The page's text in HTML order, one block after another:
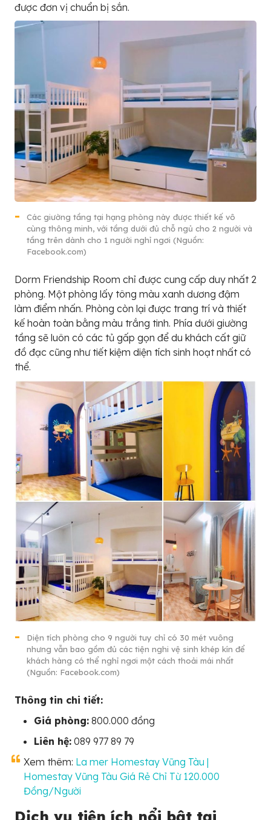
được đơn vị chuẩn bị sắn.
Các giường tầng tại hạng phòng này được thiết kế vô
cùng thông minh, với tầng dưới đủ chỗ ngủ cho 2 người và
tầng trên dành cho 1 người nghỉ ngơi (Nguồn:
Facebook.com)
Dorm Friendship Room chỉ được cung cấp duy nhất 2
phòng. Một phòng lấy tông màu xanh dương đậm
làm điểm nhấn. Phòng còn lại được trang trí và thiết
kế hoàn toàn bằng màu trắng tinh. Phía dưới giường
tầng sẽ luôn có các tủ gấp gọn để du khách cất giữ
đồ đạc cũng như tiết kiệm diện tích sinh hoạt nhất có
thể.
Diện tích phòng cho 9 người tuy chỉ có 30 mét vuông
nhưng vẫn bao gồm đủ các tiện nghi vệ sinh khép kín để
khách hàng có thể nghỉ ngơi một cách thoải mái nhất
(Nguồn: Facebook.com)
Thông tin chi tiết:
Giá phòng: 800.000 đồng
Liên hệ: 089 977 89 79
Xem thêm: La mer Homestay Vũng Tàu |
Homestay Vũng Tàu Giá Rẻ Chỉ Từ 120.000
Đồng/Người
Dịch vụ tiện ích nổi bật tại